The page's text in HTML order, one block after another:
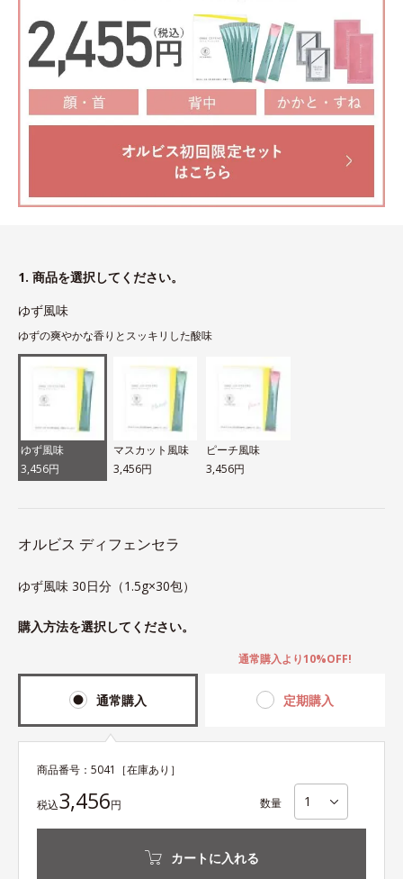
1. 商品を選択してください。
ゆず風味
ゆずの爽やかな香りとスッキリした酸味
ゆず風味
3,456円
マスカット風味
3,456円
ピーチ風味
3,456円
オルビス ディフェンセラ
ゆず風味 30日分（1.5g×30包）
購入方法を選択してください。
通常購入 定期購入
通常購入より10%OFF!
商品番号： 5041 ［在庫あり］
税込3,456円 数量
カートに入れる